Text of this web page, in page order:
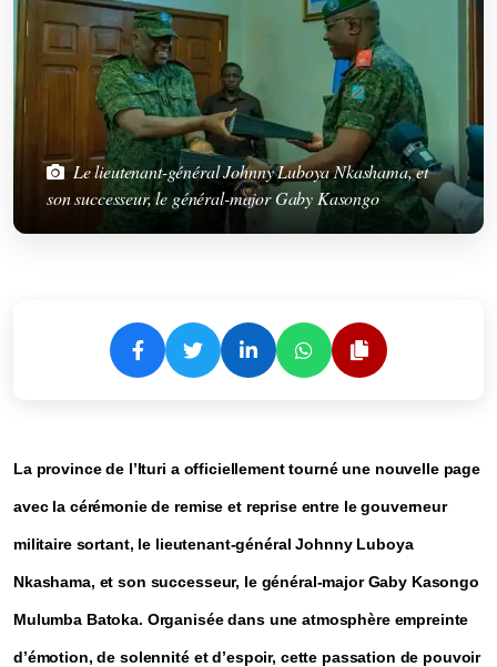
Le lieutenant-général Johnny Luboya Nkashama, et
son successeur, le général-major Gaby Kasongo
La province de l’Ituri a officiellement tourné une nouvelle page
avec la cérémonie de remise et reprise entre le gouverneur
militaire sortant, le lieutenant-général Johnny Luboya
Nkashama, et son successeur, le général-major Gaby Kasongo
Mulumba Batoka. Organisée dans une atmosphère empreinte
d’émotion, de solennité et d’espoir, cette passation de pouvoir